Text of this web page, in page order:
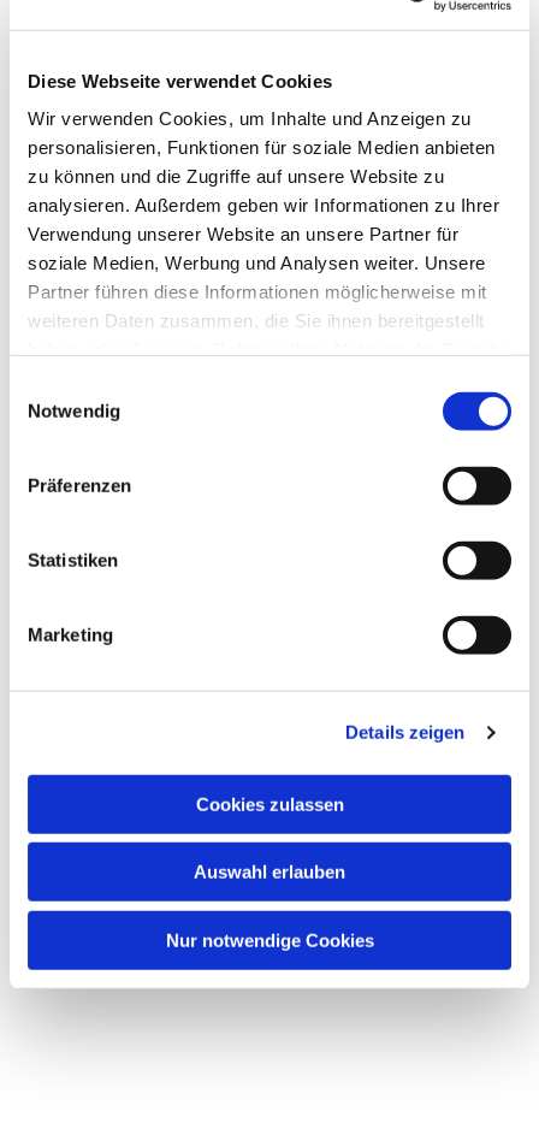
Diese Webseite verwendet Cookies
Wir verwenden Cookies, um Inhalte und Anzeigen zu
personalisieren, Funktionen für soziale Medien anbieten
zu können und die Zugriffe auf unsere Website zu
analysieren. Außerdem geben wir Informationen zu Ihrer
Verwendung unserer Website an unsere Partner für
soziale Medien, Werbung und Analysen weiter. Unsere
Partner führen diese Informationen möglicherweise mit
weiteren Daten zusammen, die Sie ihnen bereitgestellt
Notwendig
Präferenzen
Statistiken
Marketing
Details zeigen
Cookies zulassen
Auswahl erlauben
Nur notwendige Cookies
interessieren